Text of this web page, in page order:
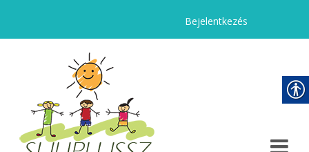
Bejelentkezés